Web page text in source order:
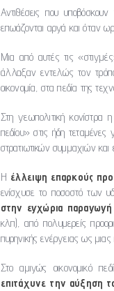
Αντιθέσεις που
επωάζονται αργά και όταν
Μια από αυτές τις
άλλαξαν εντελώς τον
οικονομία, στα πεδία της
Στη γεωπολιτική κονίστρα
πεδίου» στις ήδη
στρατιωτικών συμμαχιών
Η έλλειψη επαρκούς
ενίσχυσε το ποσοστό των
στην εγχώρια παραγωγή
κλπ), από πολυμερείς
πυρηνικής ενέργειας ως
Στο αμιγώς οικονομικό
επιτάχυνε την αύξηση